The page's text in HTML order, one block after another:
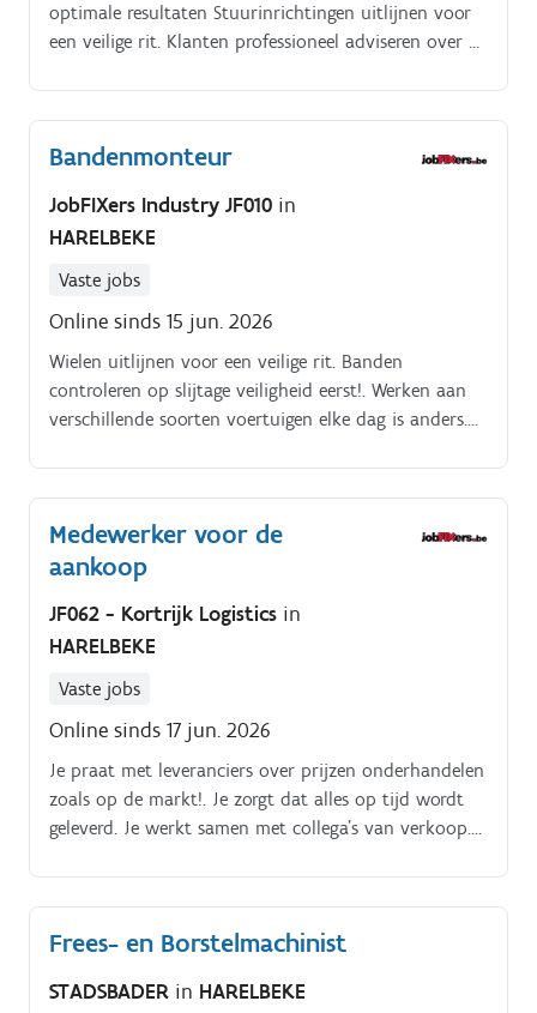
optimale resultaten Stuurinrichtingen uitlijnen voor
een veilige rit. Klanten professioneel adviseren over de
Bandenmonteur
JobFIXers Industry JF010 in
HARELBEKE
Vaste jobs
Online sinds 15 jun. 2026
Wielen uitlijnen voor een veilige rit. Banden
controleren op slijtage veiligheid eerst!. Werken aan
verschillende soorten voertuigen elke dag is anders.
de dag.
Medewerker voor de
aankoop
JF062 - Kortrijk Logistics in
HARELBEKE
Vaste jobs
Online sinds 17 jun. 2026
Je praat met leveranciers over prijzen onderhandelen
zoals op de markt!. Je zorgt dat alles op tijd wordt
geleverd. Je werkt samen met collega's van verkoop.
Frees- en Borstelmachinist
STADSBADER in HARELBEKE